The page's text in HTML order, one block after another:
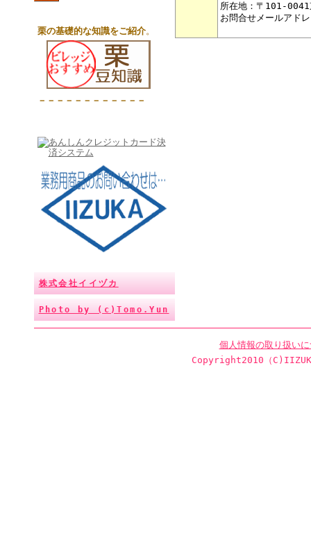
栗の基礎的な知識をご紹介。
－－－－－－－－－－－－
株式会社イイヅカ
Photo by (c)Tomo.Yun
所在地：〒101-
お問合せメールアド
個人情報の取り扱い
Copyright2010（